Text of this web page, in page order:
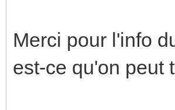
Merci pour l'info
est-ce qu'on peut